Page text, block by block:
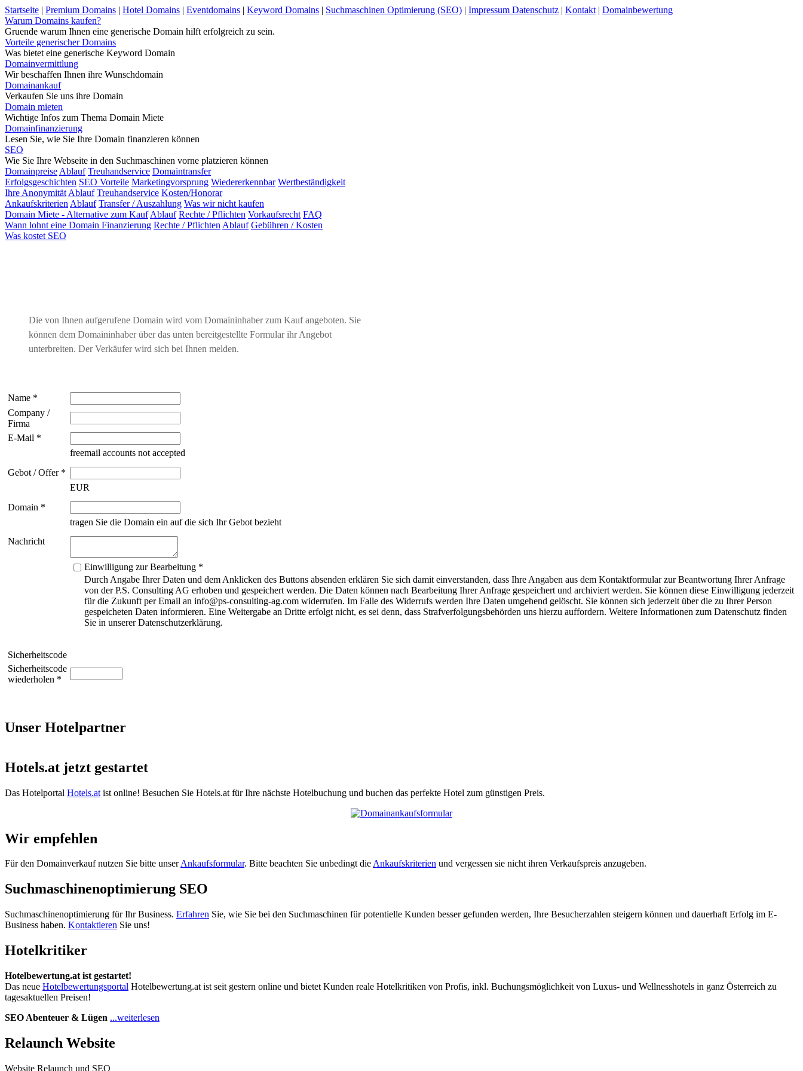
Startseite | Premium Domains | Hotel Domains | Eventdomains | Keyword Domains | Suchmaschinen Optimierung (SEO) | Impressum Datenschutz | Kontakt | Domainbewertung
Warum Domains kaufen?
Gruende warum Ihnen eine generische Domain hilft erfolgreich zu sein.
Vorteile generischer Domains
Was bietet eine generische Keyword Domain
Domainvermittlung
Wir beschaffen Ihnen ihre Wunschdomain
Domainankauf
Verkaufen Sie uns ihre Domain
Domain mieten
Wichtige Infos zum Thema Domain Miete
Domainfinanzierung
Lesen Sie, wie Sie Ihre Domain finanzieren können
SEO
Wie Sie Ihre Webseite in den Suchmaschinen vorne platzieren können
Domainpreise Ablauf Treuhandservice Domaintransfer
Erfolgsgeschichten SEO Vorteile Marketingvorsprung Wiedererkennbar Wertbeständigkeit
Ihre Anonymität Ablauf Treuhandservice Kosten/Honorar
Ankaufskriterien Ablauf Transfer / Auszahlung Was wir nicht kaufen
Domain Miete - Alternative zum Kauf Ablauf Rechte / Pflichten Vorkaufsrecht FAQ
Wann lohnt eine Domain Finanzierung Rechte / Pflichten Ablauf Gebühren / Kosten
Was kostet SEO
Die von Ihnen aufgerufene Domain wird vom Domaininhaber zum Kauf angeboten. Sie
können dem Domaininhaber über das unten bereitgestellte Formular ihr Angebot
unterbreiten. Der Verkäufer wird sich bei Ihnen melden.
Name *
Company /
Firma
E-Mail *
freemail accounts not accepted
Gebot / Offer *
EUR
Domain *
tragen Sie die Domain ein auf die sich Ihr Gebot bezieht
Nachricht
Einwilligung zur Bearbeitung *
Durch Angabe Ihrer Daten und dem Anklicken des Buttons absenden erklären Sie sich damit einverstanden, dass Ihre Angaben aus dem Kontaktformular zur Beantwortung Ihrer Anfrage
von der P.S. Consulting AG erhoben und gespeichert werden. Die Daten können nach Bearbeitung Ihrer Anfrage gespeichert und archiviert werden. Sie können diese Einwilligung jederzeit
für die Zukunft per Email an info@ps-consulting-ag.com widerrufen. Im Falle des Widerrufs werden Ihre Daten umgehend gelöscht. Sie können sich jederzeit über die zu Ihrer Person
gespeicheten Daten informieren. Eine Weitergabe an Dritte erfolgt nicht, es sei denn, dass Strafverfolgungsbehörden uns hierzu auffordern. Weitere Informationen zum Datenschutz finden
Sie in unserer Datenschutzerklärung.
Sicherheitscode
Sicherheitscode
wiederholen *
Unser Hotelpartner
Hotels.at jetzt gestartet
Das Hotelportal Hotels.at ist online! Besuchen Sie Hotels.at für Ihre nächste Hotelbuchung und buchen das perfekte Hotel zum günstigen Preis.
Wir empfehlen
Für den Domainverkauf nutzen Sie bitte unserAnkaufsformular. Bitte beachten Sie unbedingt dieAnkaufskriterien und vergessen sie nicht ihren Verkaufspreis anzugeben.
Suchmaschinenoptimierung SEO
Suchmaschinenoptimierung für Ihr Business. Erfahren Sie, wie Sie bei den Suchmaschinen für potentielle Kunden besser gefunden werden, Ihre Besucherzahlen steigern können und dauerhaft Erfolg im E-
Business haben. Kontaktieren Sie uns!
Hotelkritiker
Hotelbewertung.at ist gestartet!
Das neue Hotelbewertungsportal Hotelbewertung.at ist seit gestern online und bietet Kunden reale Hotelkritiken von Profis, inkl. Buchungsmöglichkeit von Luxus- und Wellnesshotels in ganz Österreich zu
tagesaktuellen Preisen!
SEO Abenteuer & Lügen ...weiterlesen
Relaunch Website
Website Relaunch und SEO